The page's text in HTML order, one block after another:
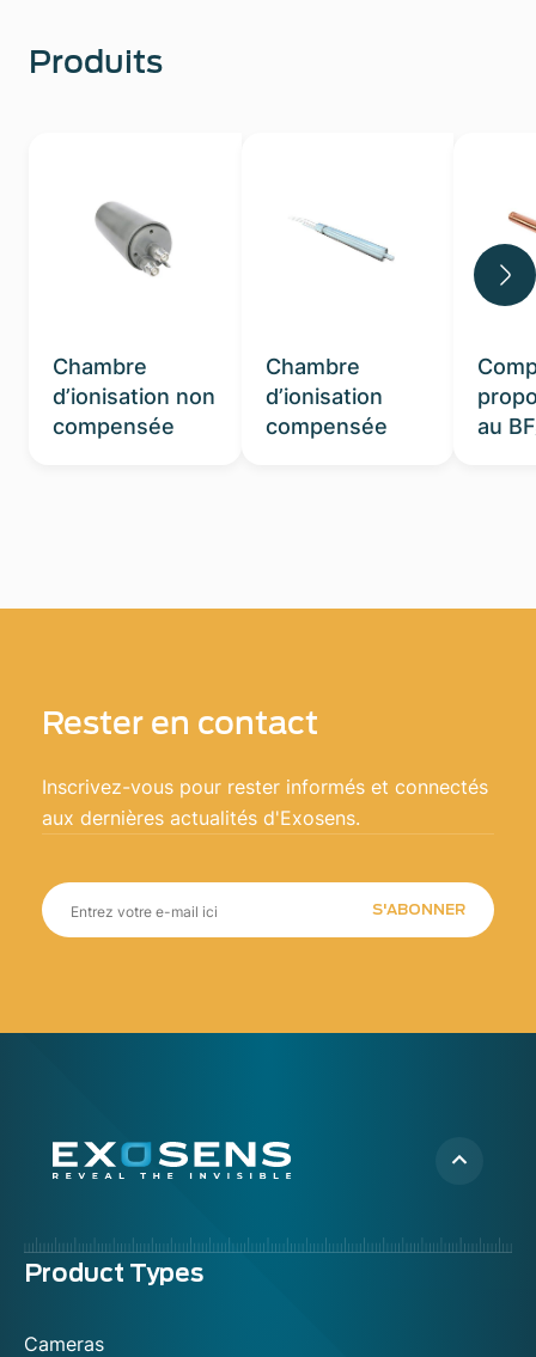
Produits
Chambre
d’ionisation non
compensée
Chambre
d’ionisation
compensée
au
Rester en contact
Inscrivez-vous pour rester informés et connectés
aux dernières actualités d'Exosens.
S'ABONNER
Menu
Product Types
Cameras